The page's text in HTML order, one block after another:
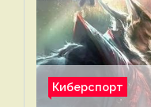
Киберспорт